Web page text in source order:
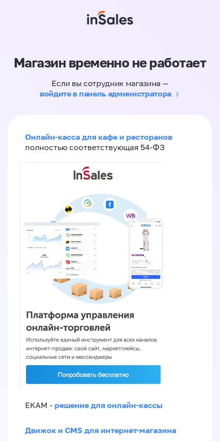
Магазин временно не работает
Если вы сотрудник магазина —
войдите в панель администратора
Онлайн-касса для кафе и ресторанов
полностью соответствующая 54-ФЗ
EKAM - решение для онлайн-кассы
Движок и CMS для интернет-магазина